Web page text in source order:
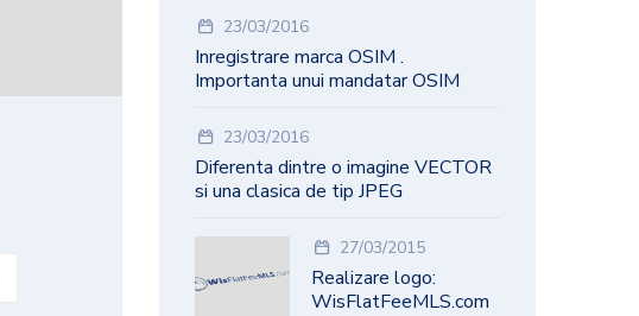
23/03/2016
Inregistrare marca OSIM .
Importanta unui mandatar OSIM
23/03/2016
Diferenta dintre o imagine VECTOR
si una clasica de tip JPEG
27/03/2015
Realizare logo:
WisFlatFeeMLS.com